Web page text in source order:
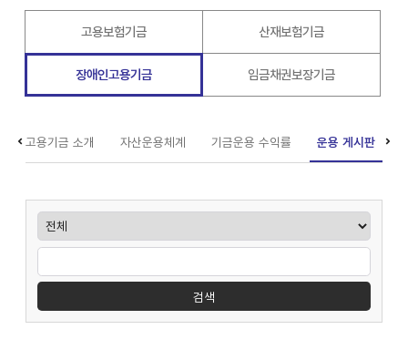
고용보험기금 산재보험기금
장애인고용기금 임금채권보장기금
애인고용기금 소개 자산운용체계 기금운용 수익률 운용 게시판
게시판검색
검색